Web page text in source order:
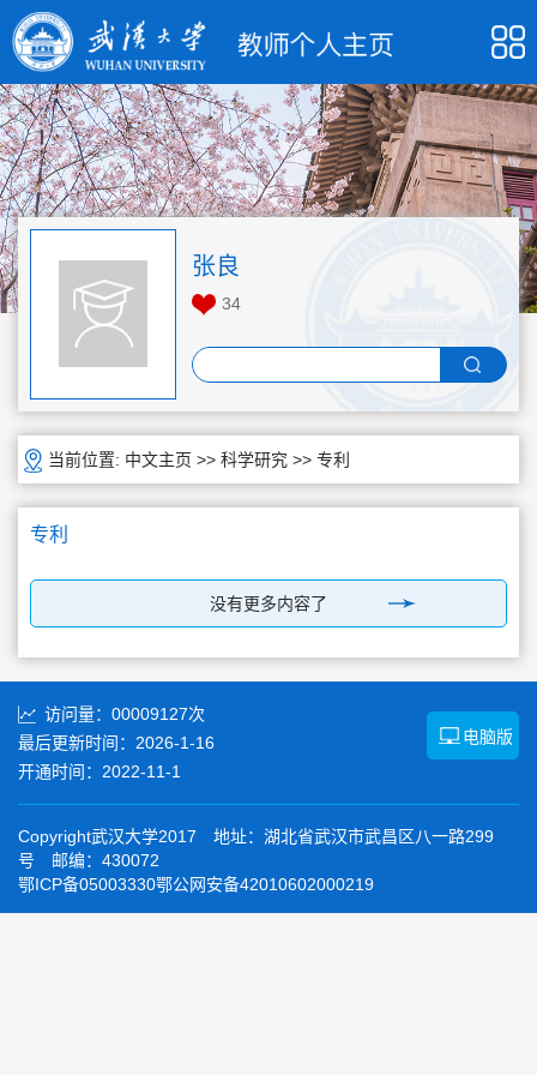
张良
34
当前位置: 中文主页 >> 科学研究 >> 专利
专利
没有更多内容了
访问量： 00009127次
最后更新时间： 2026-1-16
开通时间： 2022-11-1
电脑版
Copyright武汉大学2017 地址：湖北省武汉市武昌区八一路299
号 邮编：430072
鄂ICP备05003330鄂公网安备42010602000219